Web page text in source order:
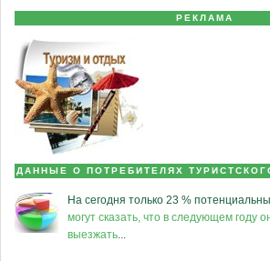
РЕКЛАМА
ДАННЫЕ О ПОТРЕБИТЕЛЯХ
На сегодня только 23 %
могут сказать, что в следующем году
выезжать...